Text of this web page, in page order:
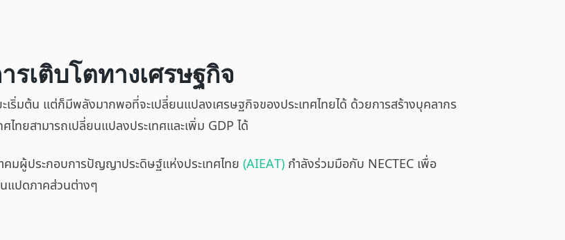
รเติบโตทางเศรษฐกิจ
ริ่มต้น แต่ก็มีพลังมากพอที่จะเปลี่ยนแปลงเศรษฐกิจของประเทศไทยได้ ด้วยการสร้างบุคลากร
ทยสามารถเปลี่ยนแปลงประเทศและเพิ่ม GDP ได้
คมผู้ประกอบการปัญญาประดิษฐ์แห่งประเทศไทย (AIEAT) กำลังร่วมมือกับ NECTEC เพื่อ
แปดภาคส่วนต่างๆ